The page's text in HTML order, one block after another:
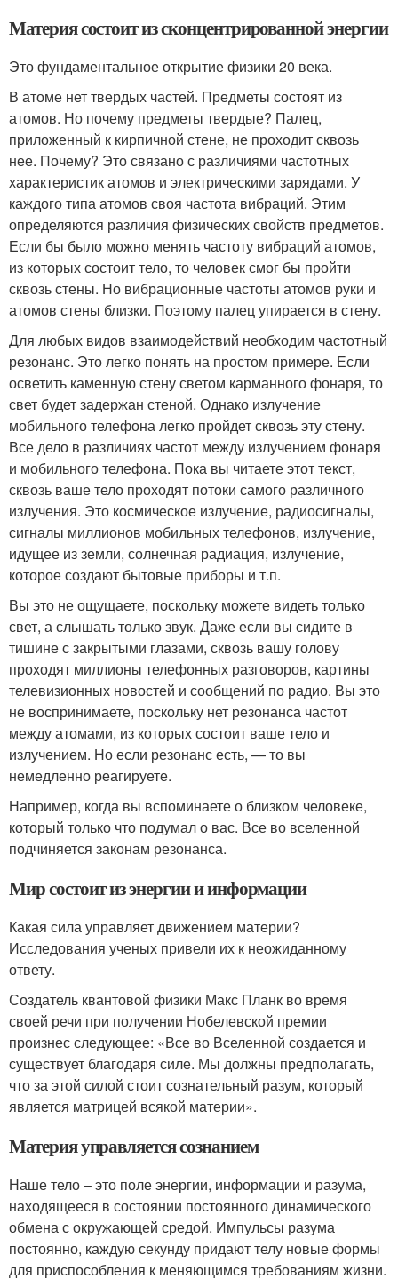
Материя состоит из сконцентрированной энергии
Это фундаментальное открытие физики 20 века.
В атоме нет твердых частей. Предметы состоят из
атомов. Но почему предметы твердые? Палец,
приложенный к кирпичной стене, не проходит сквозь
нее. Почему? Это связано с различиями частотных
характеристик атомов и электрическими зарядами. У
каждого типа атомов своя частота вибраций. Этим
определяются различия физических свойств предметов.
Если бы было можно менять частоту вибраций атомов,
из которых состоит тело, то человек смог бы пройти
сквозь стены. Но вибрационные частоты атомов руки и
атомов стены близки. Поэтому палец упирается в стену.
Для любых видов взаимодействий необходим частотный
резонанс. Это легко понять на простом примере. Если
осветить каменную стену светом карманного фонаря, то
свет будет задержан стеной. Однако излучение
мобильного телефона легко пройдет сквозь эту стену.
Все дело в различиях частот между излучением фонаря
и мобильного телефона. Пока вы читаете этот текст,
сквозь ваше тело проходят потоки самого различного
излучения. Это космическое излучение, радиосигналы,
сигналы миллионов мобильных телефонов, излучение,
идущее из земли, солнечная радиация, излучение,
которое создают бытовые приборы и т.п.
Вы это не ощущаете, поскольку можете видеть только
свет, а слышать только звук. Даже если вы сидите в
тишине с закрытыми глазами, сквозь вашу голову
проходят миллионы телефонных разговоров, картины
телевизионных новостей и сообщений по радио. Вы это
не воспринимаете, поскольку нет резонанса частот
между атомами, из которых состоит ваше тело и
излучением. Но если резонанс есть, — то вы
немедленно реагируете.
Например, когда вы вспоминаете о близком человеке,
который только что подумал о вас. Все во вселенной
подчиняется законам резонанса.
Мир состоит из энергии и информации
Какая сила управляет движением материи?
Исследования ученых привели их к неожиданному
ответу.
Создатель квантовой физики Макс Планк во время
своей речи при получении Нобелевской премии
произнес следующее: «Все во Вселенной создается и
существует благодаря силе. Мы должны предполагать,
что за этой силой стоит сознательный разум, который
является матрицей всякой материи».
Материя управляется сознанием
Наше тело – это поле энергии, информации и разума,
находящееся в состоянии постоянного динамического
обмена с окружающей средой. Импульсы разума
постоянно, каждую секунду придают телу новые формы
для приспособления к меняющимся требованиям жизни.